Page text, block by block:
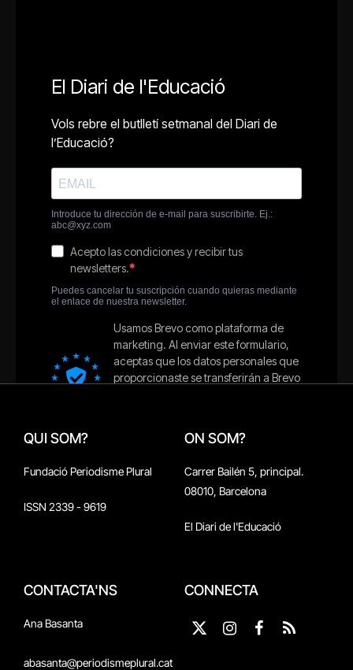
QUI SOM?
Fundació Periodisme Plural
ISSN 2339 - 9619
ON SOM?
Carrer Bailén 5, principal.
08010, Barcelona
El Diari de l'Educació
CONTACTA'NS
Ana Basanta
abasanta@periodismeplural.cat
CONNECTA
X
Instagram
Facebook
RSS